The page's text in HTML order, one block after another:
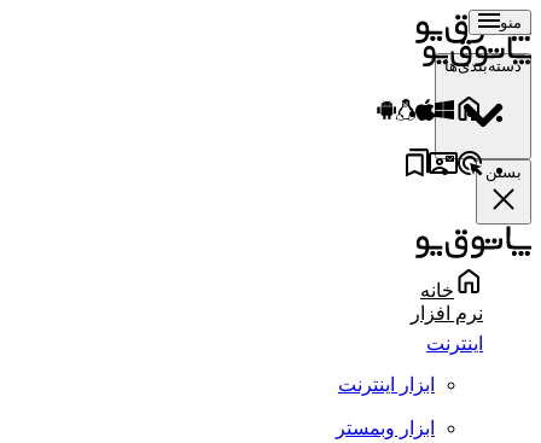
منو
دسته‌بندی‌ها
بستن
خانه
نرم افزار
اینترنت
ابزار اینترنت
ابزار وبمستر